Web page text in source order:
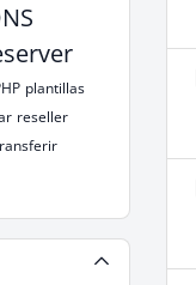
plantillas
reseller